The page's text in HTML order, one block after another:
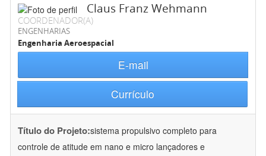
Claus Franz Wehmann
COORDENADOR(A)
ENGENHARIAS
Engenharia Aeroespacial
E-mail
Currículo
Título do Projeto:sistema propulsivo completo para
controle de atitude em nano e micro lançadores e